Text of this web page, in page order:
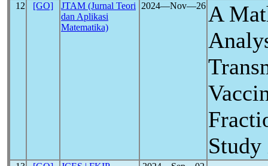
12 [GO]
JTAM (Jurnal Teori
dan Aplikasi
Matematika)
2024―Nov―26 A